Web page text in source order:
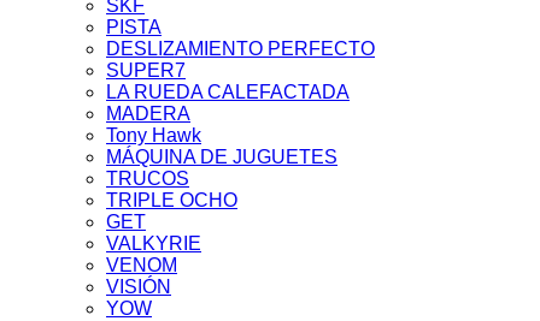
SKF
PISTA
DESLIZAMIENTO PERFECTO
SUPER7
LA RUEDA CALEFACTADA
MADERA
Tony Hawk
MÁQUINA DE JUGUETES
TRUCOS
TRIPLE OCHO
GET
VALKYRIE
VENOM
VISIÓN
YOW